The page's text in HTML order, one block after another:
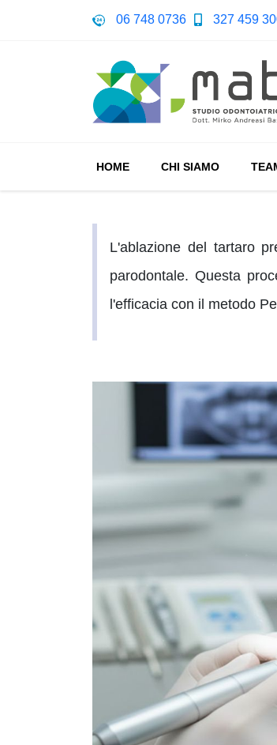
06 748 0736 327 459
HOME CHI SIAMO
L'ablazione del tartaro
parodontale. Questa
l'efficacia con il metodo